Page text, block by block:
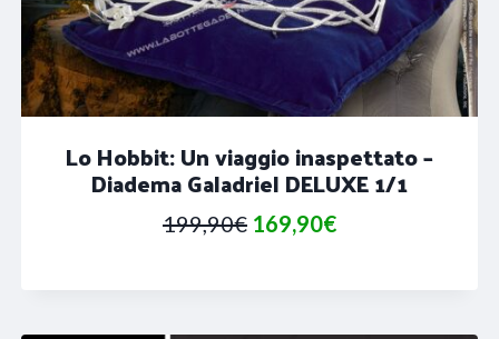
Lo Hobbit: Un viaggio inaspettato –
Diadema Galadriel DELUXE 1/1
199,90€ Il
era:
169,90€Il
è: